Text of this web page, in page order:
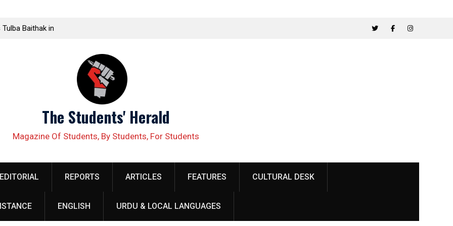
Baithak in
Against
بہاوالدین
The Students' Herald
Magazine Of Students, By Students, For Students
EDITORIAL REPORTS ARTICLES FEATURES CULTURAL DESK
ENGLISH URDU & LOCAL LANGUAGES